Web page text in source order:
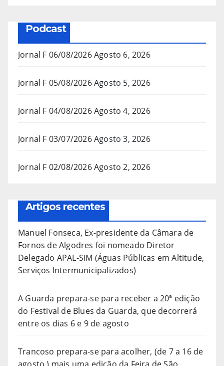
Podcast
Jornal F 06/08/2026Agosto 6, 2026
Jornal F 05/08/2026Agosto 5, 2026
Jornal F 04/08/2026Agosto 4, 2026
Jornal F 03/07/2026Agosto 3, 2026
Jornal F 02/08/2026Agosto 2, 2026
Artigos recentes
Manuel Fonseca, Ex-presidente da Câmara de
Fornos de Algodres foi nomeado Diretor
Delegado APAL-SIM (Águas Públicas em Altitude,
Serviços Intermunicipalizados)
A Guarda prepara-se para receber a 20ª edição
do Festival de Blues da Guarda, que decorrerá
entre os dias 6 e 9 de agosto
Trancoso prepara-se para acolher, (de 7 a 16 de